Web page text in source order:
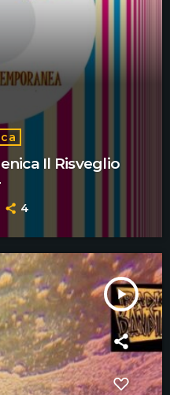
Il Risveglio
4
play_arrow